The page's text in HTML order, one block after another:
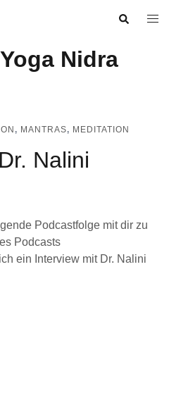
Yoga Nidra
, MANTRAS, MEDITATION
Nalini
Podcastfolge mit dir zu
Podcasts
ein Interview mit Dr. Nalini